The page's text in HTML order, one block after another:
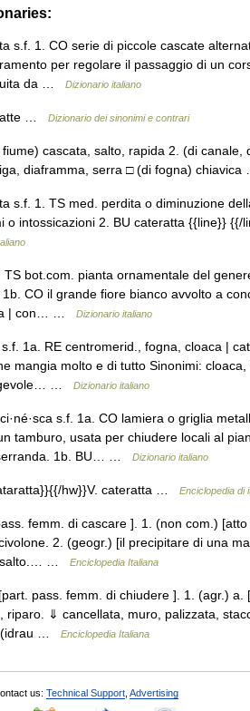
s.f. 1. CO serie di piccole cascate
per regolare il passaggio di un
da …
Dizionario italiano
… Dizionario dei sinonimi e contrari
cascata, salto, rapida 2. (di canale,
diaframma, serra □ (di fogna)
s.f. 1. TS med. perdita o diminuzione
o intossicazioni 2. BU cateratta {{line}} {{/
bot.com. pianta ornamentale del
CO il grande fiore bianco avvolto a
| con… …
Dizionario italiano
1a. RE centromerid., fogna, cloaca |
mangia molto e di tutto Sinonimi:
…
Dizionario italiano
s.f. 1a. CO lamiera o griglia
tamburo, usata per chiudere locali al
1b. BU… …
Dizionario italiano
hw}}V. cateratta … Enciclopedia di
femm. di cascare ]. 1. (non com.)
2. (geogr.) [il precipitare di una
salto.… …
Enciclopedia Italiana
pass. femm. di chiudere ]. 1. (agr.) a.
⇓ cancellata, muro, palizzata,
(idrau …
Enciclopedia Italiana
us: Technical Support Advertising